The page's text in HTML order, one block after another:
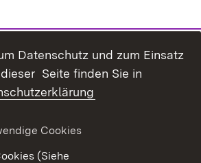
Benutzungshinweise
Datenschutz und zum Einsatz
Seite finden Sie in
Cookies
(Siehe